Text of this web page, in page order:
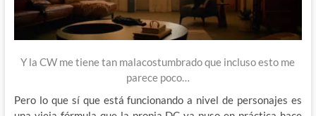
Y la CW me tiene tan malacostumbrado que incluso esto me
parece poco…
Pero lo que sí que está funcionando a nivel de personajes es